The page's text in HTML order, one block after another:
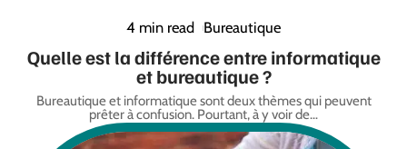
4 min read Bureautique
Quelle est la différence entre informatique
et bureautique ?
Bureautique et informatique sont deux thèmes qui peuvent
prêter à confusion. Pourtant, à y voir de…